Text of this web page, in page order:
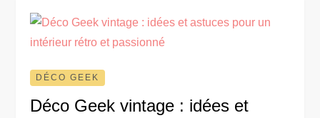
DÉCO GEEK
Déco Geek vintage : idées et